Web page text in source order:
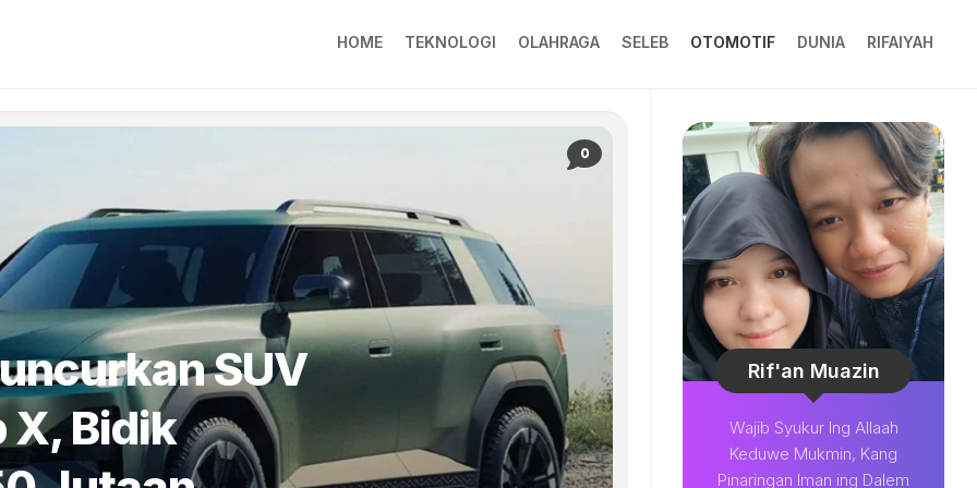
HOME TEKNOLOGI OLAHRAGA SELEB OTOMOTIF DUNIA RIFAIYAH
0
SUV
X, Bidik
Rif'an Muazin
Wajib Syukur Ing Allaah
Keduwe Mukmin, Kang
Pinaringan Iman ing Dalem